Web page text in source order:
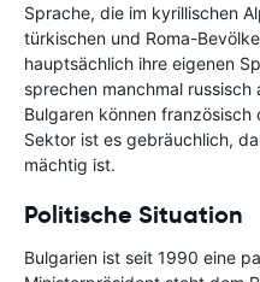
Sprache, die im kyrillischen
türkischen und Roma-
hauptsächlich ihre eigenen
sprechen manchmal
Bulgaren können
Sektor ist es gebräuchlich,
mächtig ist.
Politische Situation
Bulgarien ist seit 1990 eine